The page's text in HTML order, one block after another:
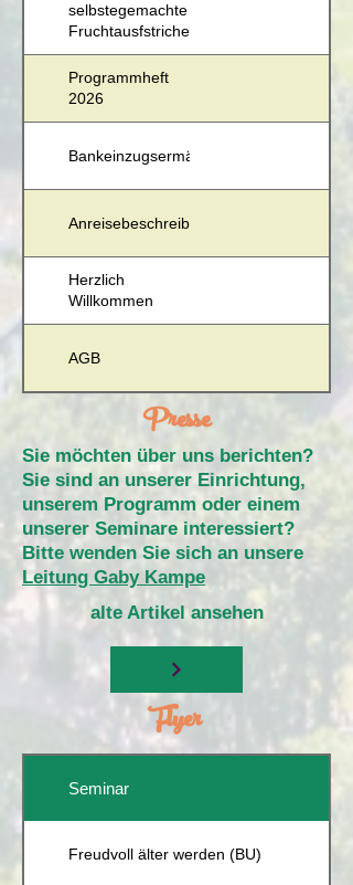
selbstegemachte
Fruchtausfstriche
Programmheft
2026
Bankeinzugsermächtigung
Anreisebeschreibung
Herzlich
Willkommen
AGB
Presse
Sie möchten über uns berichten?
Sie sind an unserer Einrichtung,
unserem Programm oder einem
unserer Seminare interessiert?
Bitte wenden Sie sich an unsere
Leitung Gaby Kampe
alte Artikel ansehen
Flyer
Seminar
Freudvoll älter werden (BU)